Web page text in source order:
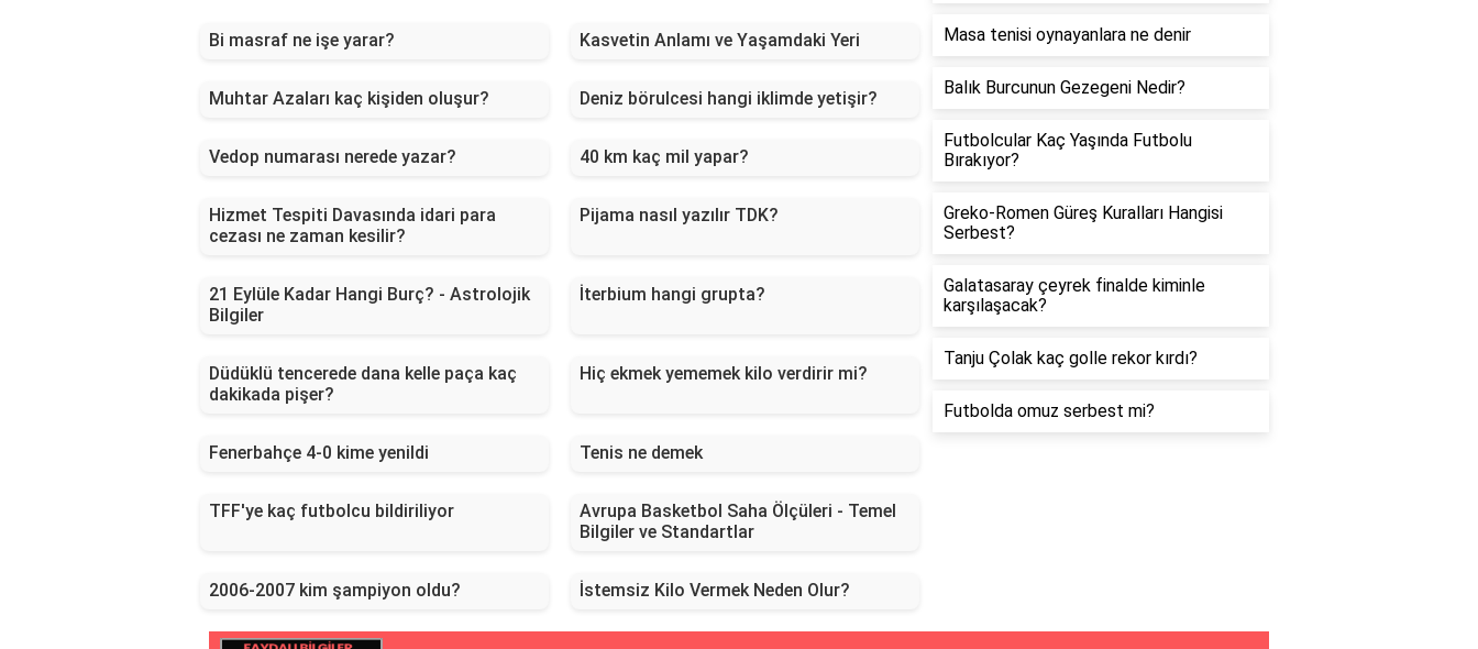
Bi masraf ne işe yarar? Kasvetin Anlamı ve Yaşamdaki Yeri
Muhtar Azaları kaç kişiden oluşur? Deniz börulcesi hangi iklimde yetişir?
Vedop numarası nerede yazar? 40 km kaç mil yapar?
Hizmet Tespiti Davasında idari para
cezası ne zaman kesilir?
Pijama nasıl yazılır TDK?
21 Eylüle Kadar Hangi Burç? - Astrolojik
Bilgiler
İterbium hangi grupta?
Düdüklü tencerede dana kelle paça kaç
dakikada pişer?
Hiç ekmek yememek kilo verdirir mi?
Fenerbahçe 4-0 kime yenildi Tenis ne demek
TFF'ye kaç futbolcu bildiriliyor
Avrupa Basketbol Saha Ölçüleri - Temel
Bilgiler ve Standartlar
2006-2007 kim şampiyon oldu? İstemsiz Kilo Vermek Neden Olur?
Masa tenisi oynayanlara ne denir
Balık Burcunun Gezegeni Nedir?
Futbolcular Kaç Yaşında Futbolu
Bırakıyor?
Greko-Romen Güreş Kuralları Hangisi
Serbest?
Galatasaray çeyrek finalde kiminle
karşılaşacak?
Tanju Çolak kaç golle rekor kırdı?
Futbolda omuz serbest mi?